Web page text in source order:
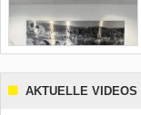
AKTUELLE VIDEOS